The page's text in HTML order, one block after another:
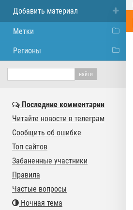
Добавить материал
Метки
Регионы
Последние комментарии
Читайте новости в телеграм
Сообщить об ошибке
Топ сайтов
Забаненные участники
Правила
Частые вопросы
Ночная тема